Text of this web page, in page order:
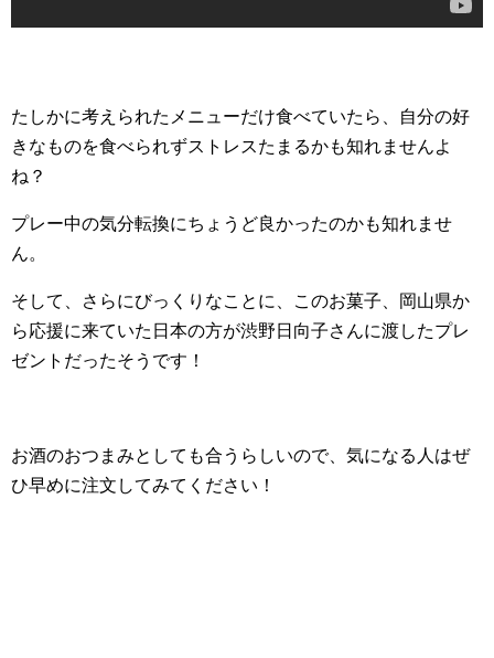
たしかに考えられたメニューだけ食べていたら、自分の好
きなものを食べられずストレスたまるかも知れませんよ
ね？
プレー中の気分転換にちょうど良かったのかも知れませ
ん。
そして、さらにびっくりなことに、このお菓子、岡山県か
ら応援に来ていた日本の方が渋野日向子さんに渡したプレ
ゼントだったそうです！
お酒のおつまみとしても合うらしいので、気になる人はぜ
ひ早めに注文してみてください！